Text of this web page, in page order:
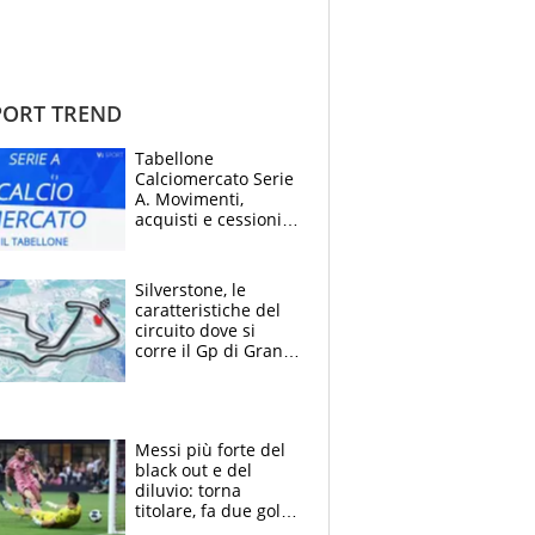
TREND
Tabellone
Calciomercato Serie
A. Movimenti,
acquisti e cessioni:
Silverstone, le
caratteristiche del
circuito dove si
corre il Gp di Gran
Messi più forte del
black out e del
diluvio: torna
titolare, fa due gol e